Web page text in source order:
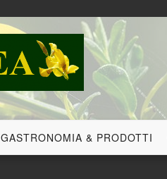
GASTRONOMIA & PRODOTTI